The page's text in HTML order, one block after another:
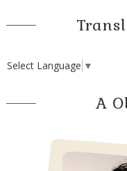
Select Language ▼
A